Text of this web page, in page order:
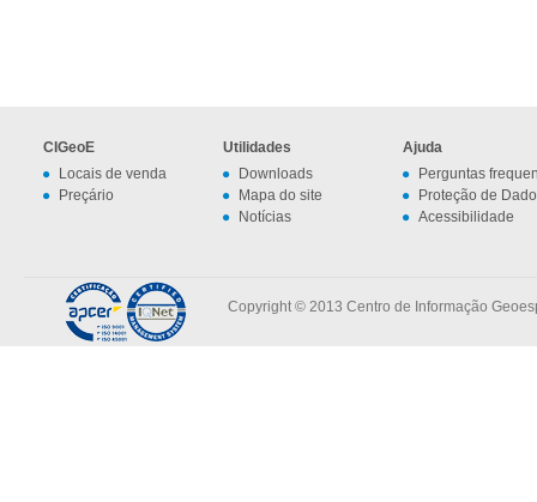
CIGeoE
Locais de venda
Preçário
Utilidades
Downloads
Mapa do site
Notícias
Ajuda
Perguntas
Proteção de
Acessibilidade
Copyright © 2013 Centro de Informação